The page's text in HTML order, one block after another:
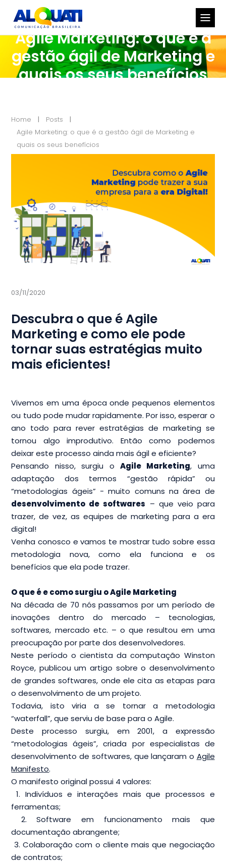
Agile Marketing: o que é a
gestão ágil de Marketing e
quais os seus benefícios
Home
Posts
Agile Marketing: o que é a gestão ágil de Marketing e
quais os seus benefícios
03/11/2020
Descubra o que é Agile
Marketing e como ele pode
tornar suas estratégias muito
mais eficientes!
Vivemos em uma época onde pequenos elementos
ou tudo pode mudar rapidamente. Por isso, esperar o
ano todo para rever estratégias de marketing se
tornou algo improdutivo. Então como podemos
deixar este processo ainda mais ágil e eficiente?
Pensando nisso, surgiu o Agile Marketing, uma
adaptação dos termos “gestão rápida” ou
“metodologias ágeis” - muito comuns na área de
desenvolvimento de softwares – que veio para
trazer, de vez, as equipes de marketing para a era
digital!
Venha conosco e vamos te mostrar tudo sobre essa
metodologia nova, como ela funciona e os
benefícios que ela pode trazer.
O que é e como surgiu o Agile Marketing
Na década de 70 nós passamos por um período de
inovações dentro do mercado – tecnologias,
softwares, mercado etc. – o que resultou em uma
preocupação por parte dos desenvolvedores.
Neste período o cientista da computação Winston
Royce, publicou um artigo sobre o desenvolvimento
de grandes softwares, onde ele cita as etapas para
o desenvolvimento de um projeto.
Todavia, isto viria a se tornar a metodologia
“waterfall”, que serviu de base para o Agile.
Deste processo surgiu, em 2001, a expressão
“metodologias ágeis”, criada por especialistas de
desenvolvimento de softwares, que lançaram o Agile
Manifesto.
O manifesto original possui 4 valores:
1. Indivíduos e interações mais que processos e
ferramentas;
2. Software em funcionamento mais que
documentação abrangente;
3. Colaboração com o cliente mais que negociação
de contratos;